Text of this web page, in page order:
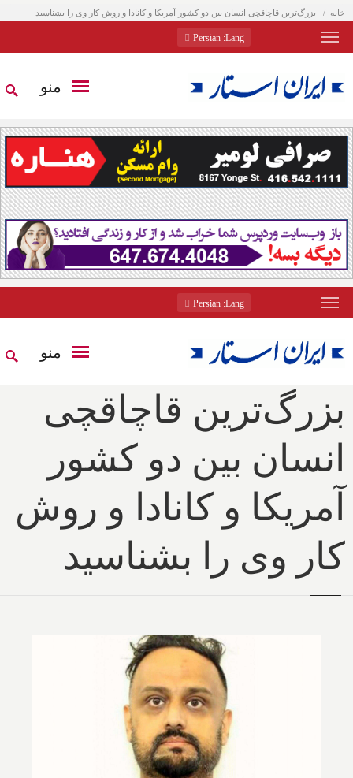
خانه بزرگ‌ترین قاچاقچی انسان بین دو کشور آمریکا و کانادا و روش کار وی را بشناسید
Lang
: Persian
منو
Lang
: Persian
منو
بزرگ‌ترین قاچاقچی
انسان بین دو کشور
آمریکا و کانادا و روش
کار وی را بشناسید